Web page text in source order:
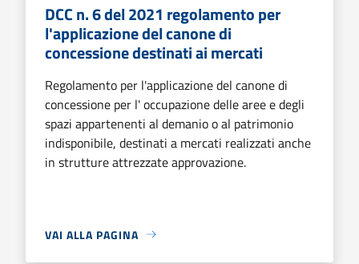
DCC n. 6 del 2021 regolamento per
l'applicazione del canone di
concessione destinati ai mercati
Regolamento per l'applicazione del canone di
concessione per l' occupazione delle aree e degli
spazi appartenenti al demanio o al patrimonio
indisponibile, destinati a mercati realizzati anche
in strutture attrezzate approvazione.
VAI ALLA PAGINA